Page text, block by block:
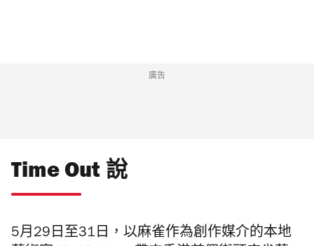
廣告
Time Out 說
5月29日至31日，以麻雀作為創作媒介的本地